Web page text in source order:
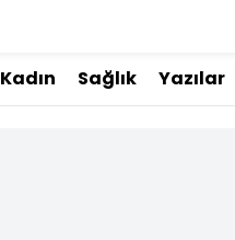
Kadın Sağlık Yazılar